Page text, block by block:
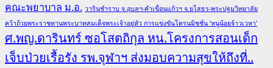
คณะพยาบาล ม.อ. วารินชำราบ จ.อุบลฯ-คำเขื่อนแก้วฯ จ.ยโสธร-พระปฐมวิทยาลัย
คว้าถ้วยพระราชทานพระบาทสมเด็จพระเจ้าอยู่หัว การแข่งขันโดรนมิชชั่น ‘หนูน้อยจ้าวเวหา’
ศ.พญ.ดารินทร์ ซอโสตถิกุล หน.โครงการสอนเด็ก
เจ็บป่วยเรื้อรัง รพ.จุฬาฯ ส่งมอบความสุขให้ถึงที่..